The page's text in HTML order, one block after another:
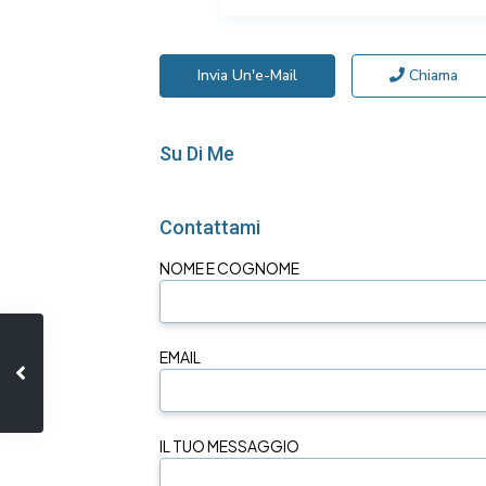
Invia Un'e-Mail Chiama
Su Di Me
Contattami
NOME E COGNOME
EMAIL
IL TUO MESSAGGIO